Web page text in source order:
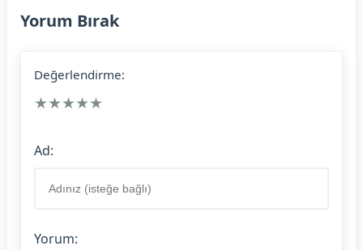
Yorum Bırak
Değerlendirme:
★
★
★
★
★
Ad:
Yorum: